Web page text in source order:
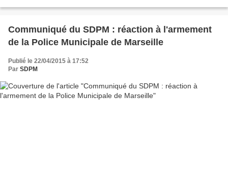
Communiqué du SDPM : réaction à l'armement
de la Police Municipale de Marseille
Publié le 22/04/2015 à 17:52
Par SDPM